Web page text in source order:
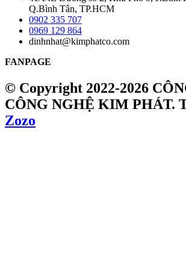
Q.Bình Tân, TP.HCM
0902 335 707
0969 129 864
dinhnhat@kimphatco.com
FANPAGE
© Copyright 2022-2026
CÔNG NGHỆ KIM PHÁT.
Zozo